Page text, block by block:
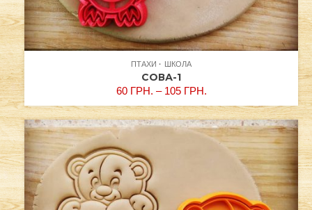
ПТАХИ ШКОЛА
СОВА-1
60 ГРН. – 105 ГРН.